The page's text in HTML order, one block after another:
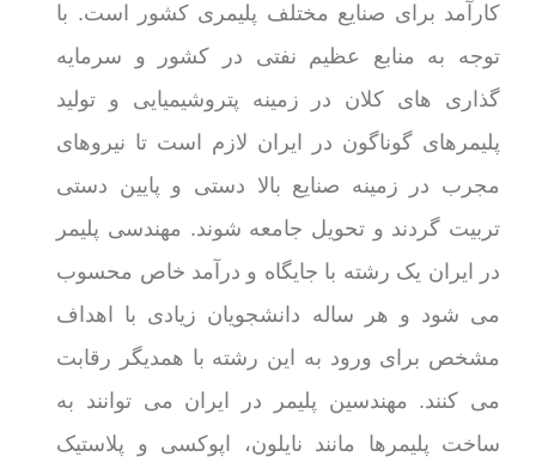
کارآمد برای صنایع مختلف پلیمری کشور است. با
توجه به منابع عظیم نفتی در کشور و سرمایه
گذاری های کلان در زمینه پتروشیمیایی و تولید
پلیمرهای گوناگون در ایران لازم است تا نیروهای
مجرب در زمینه صنایع بالا دستی و پایین دستی
تربیت گردند و تحویل جامعه شوند. مهندسی پلیمر
در ایران یک رشته با جایگاه و درآمد خاص محسوب
می شود و هر ساله دانشجویان زیادی با اهداف
مشخص برای ورود به این رشته با همدیگر رقابت
می کنند. مهندسین پلیمر در ایران می توانند به
ساخت پلیمرها مانند نایلون، اپوکسی و پلاستیک